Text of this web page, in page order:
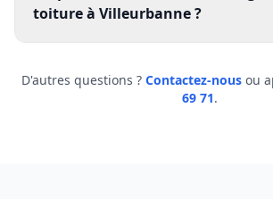
toiture à Villeurbanne ?
D'autres questions ? Contactez-nous ou
69 71.